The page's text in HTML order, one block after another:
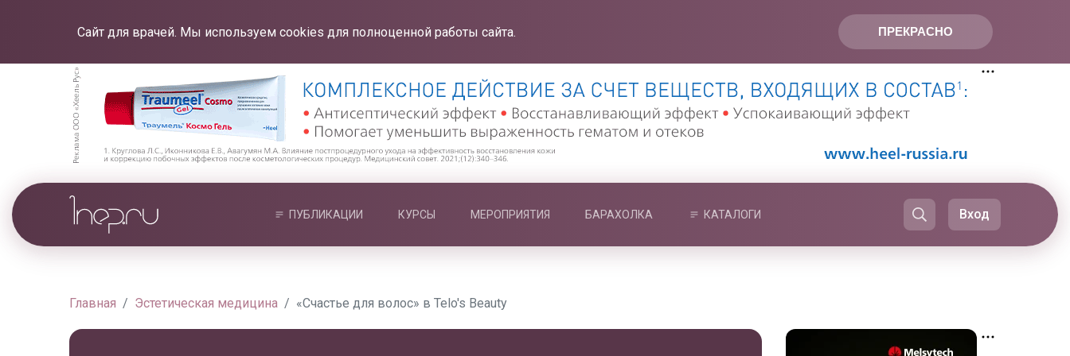
ПРЕКРАСНО
Сайт для врачей. Мы используем cookies для полноценной работы сайта.
ПУБЛИКАЦИИ КУРСЫ МЕРОПРИЯТИЯ БАРАХОЛКА КАТАЛОГИ Вход
Главная Эстетическая медицина «Счастье для волос» в Telo's Beauty